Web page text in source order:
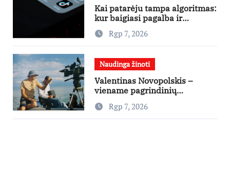
Kai patarėju tampa algoritmas:
kur baigiasi pagalba ir
prasideda reklama?
Rgp 7, 2026
Naudinga žinoti
Valentinas Novopolskis –
viename pagrindinių
vaidmenų penkių šalių filme
„Nugalėtoja“: Lietuvos kino
teatruose – nuo rugpjūčio 7-
Rgp 7, 2026